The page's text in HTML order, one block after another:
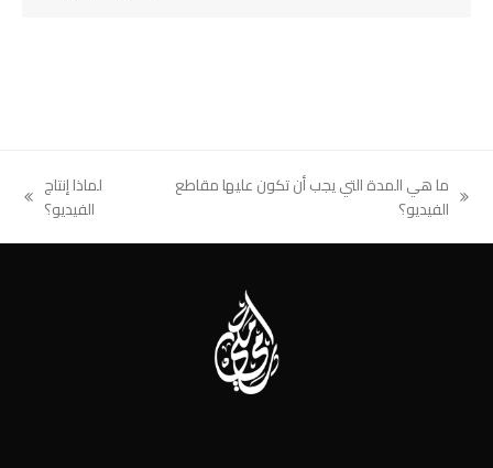
previous
ما هي المدة التي يجب أن تكون عليها مقاطع
الفيديو؟
لماذا إنتاج
الفيديو؟